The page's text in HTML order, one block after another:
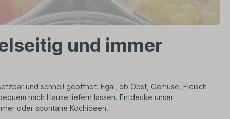
und immer
und schnell geöffnet. Egal, ob Obst, Gemüse, Fleisch
nach Hause liefern lassen. Entdecke unser
oder spontane Kochideen.